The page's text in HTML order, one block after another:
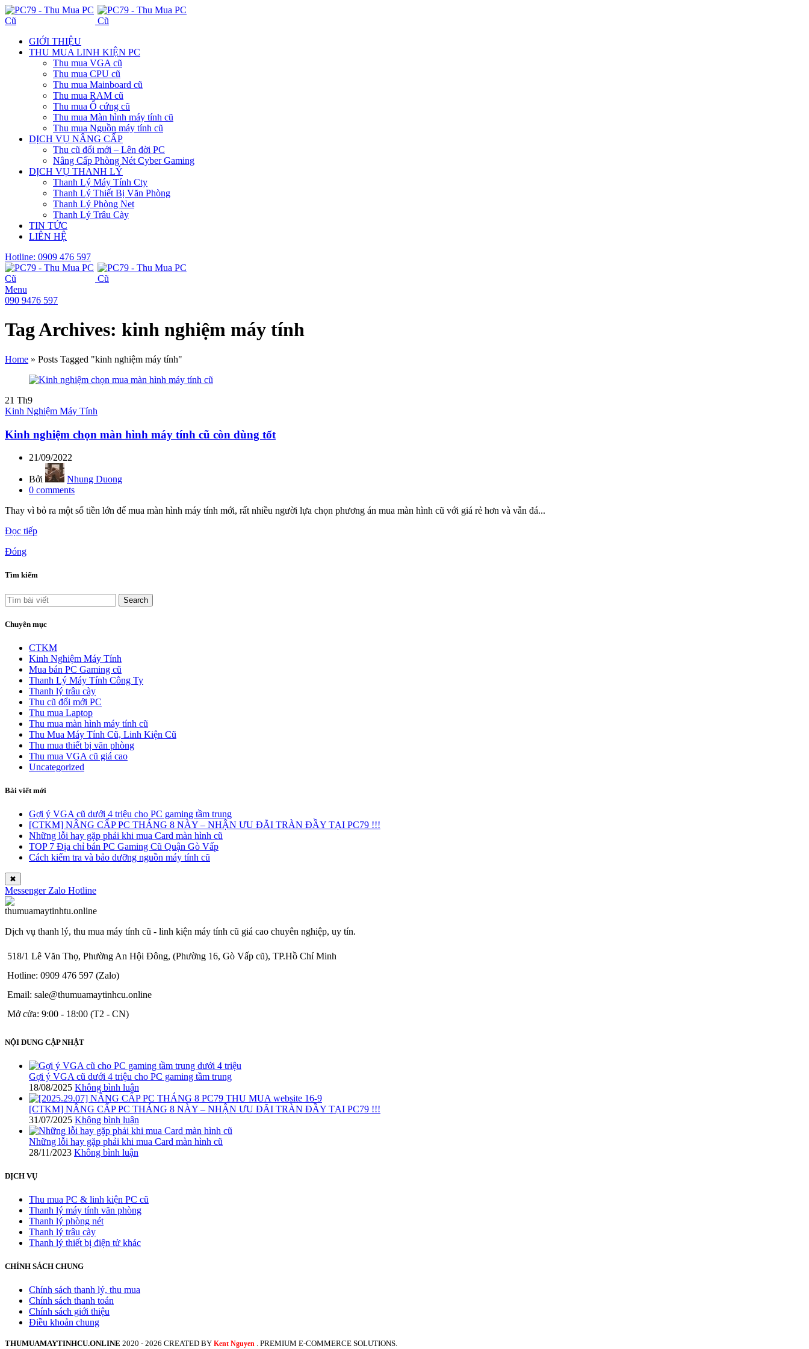
GIỚI THIỆU
THU MUA LINH KIỆN PC
Thu mua VGA cũ
Thu mua CPU cũ
Thu mua Mainboard cũ
Thu mua RAM cũ
Thu mua Ổ cứng cũ
Thu mua Màn hình máy tính cũ
Thu mua Nguồn máy tính cũ
DỊCH VỤ NÂNG CẤP
Thu cũ đổi mới – Lên đời PC
Nâng Cấp Phòng Nét Cyber Gaming
DỊCH VỤ THANH LÝ
Thanh Lý Máy Tính Cty
Thanh Lý Thiết Bị Văn Phòng
Thanh Lý Phòng Net
Thanh Lý Trâu Cày
TIN TỨC
LIÊN HỆ
Hotline: 0909 476 597
Menu
090 9476 597
Tag Archives: kinh nghiệm máy tính
Home » Posts Tagged "kinh nghiệm máy tính"
21 Th9
Kinh Nghiệm Máy Tính
Kinh nghiệm chọn màn hình máy tính cũ còn dùng tốt
21/09/2022
Bởi
Nhung Duong
0 comments
Thay vì bỏ ra một số tiền lớn để mua màn hình máy tính mới, rất nhiều người lựa chọn phương án mua màn hình cũ với giá rẻ hơn và vẫn đá...
Đọc tiếp
Đóng
Tìm kiếm
Search
Chuyên mục
CTKM
Kinh Nghiệm Máy Tính
Mua bán PC Gaming cũ
Thanh Lý Máy Tính Công Ty
Thanh lý trâu cày
Thu cũ đổi mới PC
Thu mua Laptop
Thu mua màn hình máy tính cũ
Thu Mua Máy Tính Cũ, Linh Kiện Cũ
Thu mua thiết bị văn phòng
Thu mua VGA cũ giá cao
Uncategorized
Bài viết mới
Gợi ý VGA cũ dưới 4 triệu cho PC gaming tầm trung
[CTKM] NÂNG CẤP PC THÁNG 8 NÀY – NHẬN ƯU ĐÃI TRÀN ĐẦY TẠI PC79 !!!
Những lỗi hay gặp phải khi mua Card màn hình cũ
TOP 7 Địa chỉ bán PC Gaming Cũ Quận Gò Vấp
Cách kiểm tra và bảo dưỡng nguồn máy tính cũ
✖
Messenger Zalo Hotline
Dịch vụ thanh lý, thu mua máy tính cũ - linh kiện máy tính cũ giá cao chuyên nghiệp, uy tín.
518/1 Lê Văn Thọ, Phường An Hội Đông, (Phường 16, Gò Vấp cũ), TP.Hồ Chí Minh
Hotline: 0909 476 597 (Zalo)
Email: sale@thumuamaytinhcu.online
Mở cửa: 9:00 - 18:00 (T2 - CN)
NỘI DUNG CẬP NHẬT
Gợi ý VGA cũ dưới 4 triệu cho PC gaming tầm trung
18/08/2025 Không bình luận
[CTKM] NÂNG CẤP PC THÁNG 8 NÀY – NHẬN ƯU ĐÃI TRÀN ĐẦY TẠI PC79 !!!
31/07/2025 Không bình luận
Những lỗi hay gặp phải khi mua Card màn hình cũ
28/11/2023 Không bình luận
DỊCH VỤ
Thu mua PC & linh kiện PC cũ
Thanh lý máy tính văn phòng
Thanh lý phòng nét
Thanh lý trâu cày
Thanh lý thiết bị điện tử khác
CHÍNH SÁCH CHUNG
Chính sách thanh lý, thu mua
Chính sách thanh toán
Chính sách giới thiệu
Điều khoản chung
THUMUAMAYTINHCU.ONLINE 2020 - 2026 CREATED BY Kent Nguyen . PREMIUM E-COMMERCE SOLUTIONS.